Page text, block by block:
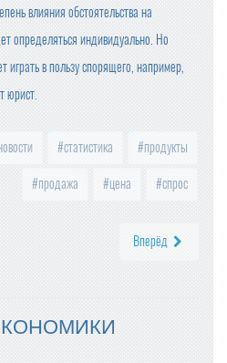
влияния обстоятельства на
определяться индивидуально. Но
в пользу спорящего, например,
юрист.
статистика продукты
продажа цена спрос
Вперёд